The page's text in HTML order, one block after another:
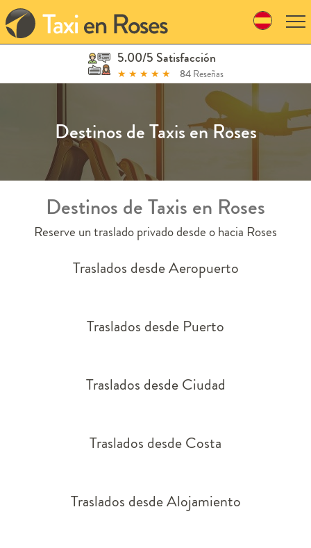
Skip
to
navigation
Skip
5.00/5 Satisfacción
★ ★ ★ ★ ★ 84Reseñas
Destinos de Taxis en Roses
Destinos de Taxis en Roses
Reserve un traslado privado desde o hacia Roses
Traslados desde Aeropuerto
Traslados desde Puerto
Traslados desde Ciudad
Traslados desde Costa
Traslados desde Alojamiento